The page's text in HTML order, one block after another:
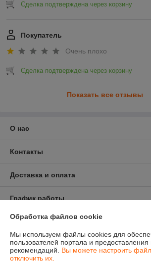
Сделка подтверждена через корзину
Покупатель
Очень плохо
Сделка подтверждена через корзину
Показать все отзывы
О нас
Контакты
Доставка и оплата
График работы
Полная версия сайта
Политика обработки cookies
Обработка файлов cookie
Мы используем файлы cookies для
пользователей портала и
рекомендаций. Вы можете настроить
отключить их.